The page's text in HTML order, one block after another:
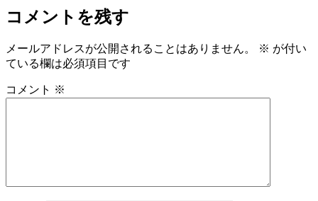
コメントを残す
メールアドレスが公開されることはありません。 ※ が付い
ている欄は必須項目です
コメント ※